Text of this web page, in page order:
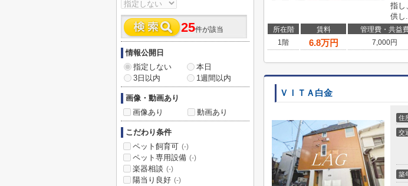
指し
供し
所在階 賃料 管理費・共益
1階
6.8万円 7,000円
ＶＩＴＡ白金
住
交
築
25件が該当
情報公開日
指定しない
本日
3日以内
1週間以内
画像・動画あり
画像あり
動画あり
こだわり条件
ペット飼育可 (-)
ペット専用設備 (-)
楽器相談 (-)
陽当り良好 (-)